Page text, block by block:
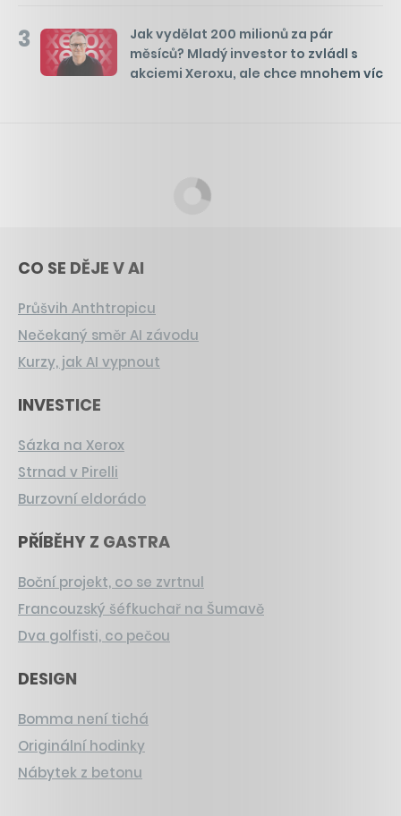
3
Jak vydělat 200 milionů za pár
měsíců? Mladý investor to zvládl s
akciemi Xeroxu, ale chce mnohem víc
CO SE DĚJE V AI
Průšvih Anthtropicu
Nečekaný směr AI závodu
Kurzy, jak AI vypnout
INVESTICE
Sázka na Xerox
Strnad v Pirelli
Burzovní eldorádo
PŘÍBĚHY Z GASTRA
Boční projekt, co se zvrtnul
Francouzský šéfkuchař na Šumavě
Dva golfisti, co pečou
DESIGN
Bomma není tichá
Originální hodinky
Nábytek z betonu